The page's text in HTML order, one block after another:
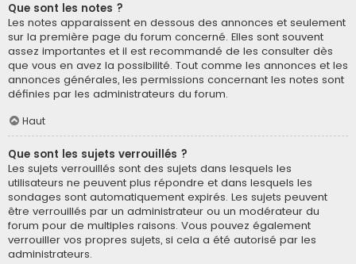
Que sont les notes ?
Les notes apparaissent en dessous des annonces et seulement
sur la première page du forum concerné. Elles sont souvent
assez importantes et il est recommandé de les consulter dès
que vous en avez la possibilité. Tout comme les annonces et les
annonces générales, les permissions concernant les notes sont
définies par les administrateurs du forum.
Haut
Que sont les sujets verrouillés ?
Les sujets verrouillés sont des sujets dans lesquels les
utilisateurs ne peuvent plus répondre et dans lesquels les
sondages sont automatiquement expirés. Les sujets peuvent
être verrouillés par un administrateur ou un modérateur du
forum pour de multiples raisons. Vous pouvez également
verrouiller vos propres sujets, si cela a été autorisé par les
administrateurs.